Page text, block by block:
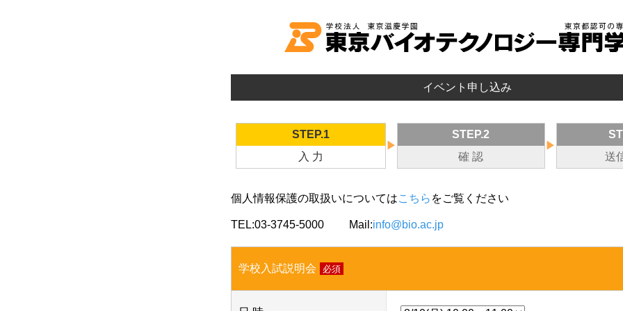
イベント申し込み
STEP.1
入 力
▶
STEP.2
確 認
▶
送
個人情報保護の取扱いについてはこちら をご覧ください
TEL:03-3745-5000 Mail:info@bio.ac.jp
学校入試説明会 必須